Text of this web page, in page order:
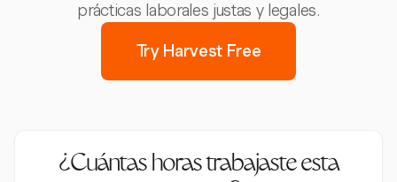
prácticas laborales justas y legales.
Try Harvest Free
¿Cuántas horas trabajaste esta